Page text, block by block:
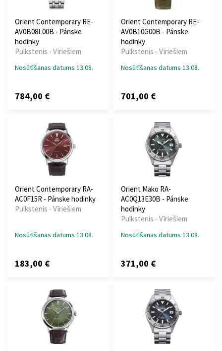
Orient Contemporary RE-
AV0B08L00B - Pánske
hodinky
Pulkstenis - Vīriešiem
Nosūtīšanas datums 13.08.
784,00 €
Orient Contemporary RE-
AV0B10G00B - Pánske
hodinky
Pulkstenis - Vīriešiem
Nosūtīšanas datums 13.08.
701,00 €
Orient Contemporary RA-
AC0F15R - Pánske hodinky
Pulkstenis - Vīriešiem
Nosūtīšanas datums 13.08.
183,00 €
Orient Mako RA-
AC0Q13E30B - Pánske
hodinky
Pulkstenis - Vīriešiem
Nosūtīšanas datums 13.08.
371,00 €